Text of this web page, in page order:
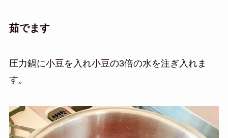
茹でます
圧力鍋に小豆を入れ小豆の3倍の水を注ぎ入れま
す。